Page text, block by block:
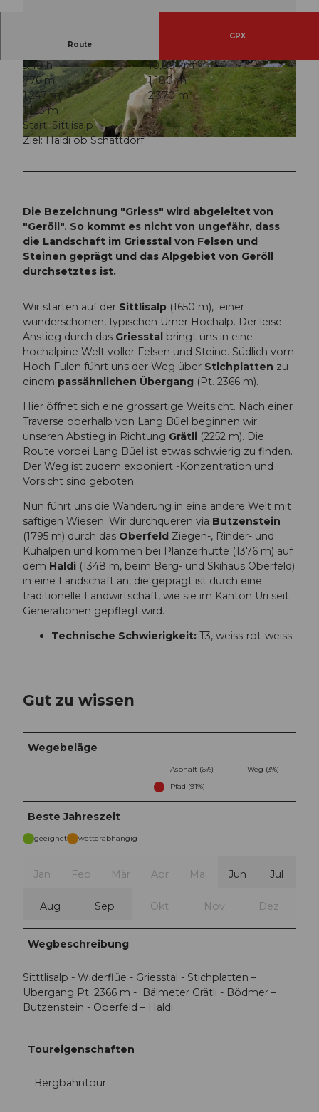
© Sanna Laurén, Verein Urner Wanderwege |
© Markus Fehlmann, Verein Urner Wanderwege
|CC-BY
© Markus Fehlmann, Verein Urner Wanderwege
|
CC-BY
Route
GPX
5:40 h
10,89 km
776 m
1.180 m
1.247 m
2.370 m
1.123 m
Start: Sittlisalp
Ziel: Haldi ob Schattdorf
Die Bezeichnung "Griess" wird abgeleitet von
"Geröll". So kommt es nicht von ungefähr, dass
die Landschaft im Griesstal von Felsen und
Steinen geprägt und das Alpgebiet von Geröll
durchsetztes ist.
Wir starten auf der Sittlisalp (1650 m), einer
wunderschönen, typischen Urner Hochalp. Der leise
Anstieg durch das Griesstal bringt uns in eine
hochalpine Welt voller Felsen und Steine. Südlich vom
Hoch Fulen führt uns der Weg über Stichplatten zu
einem passähnlichen Übergang (Pt. 2366 m).
Hier öffnet sich eine grossartige Weitsicht. Nach einer
Traverse oberhalb von Lang Büel beginnen wir
unseren Abstieg in Richtung Grätli (2252 m). Die
Route vorbei Lang Büel ist etwas schwierig zu finden.
Der Weg ist zudem exponiert -Konzentration und
Vorsicht sind geboten.
Nun führt uns die Wanderung in eine andere Welt mit
saftigen Wiesen. Wir durchqueren via Butzenstein
(1795 m) durch das Oberfeld Ziegen-, Rinder- und
Kuhalpen und kommen bei Planzerhütte (1376 m) auf
dem Haldi (1348 m, beim Berg- und Skihaus Oberfeld)
in eine Landschaft an, die geprägt ist durch eine
traditionelle Landwirtschaft, wie sie im Kanton Uri seit
Generationen gepflegt wird.
Technische Schwierigkeit: T3, weiss-rot-weiss
Gut zu wissen
Wegebeläge
Asphalt (6%)
Weg (3%)
Pfad (91%)
Beste Jahreszeit
geeignet wetterabhängig
Jan Feb Mär Apr Mai Jun Jul
Aug Sep Okt Nov Dez
Wegbeschreibung
Sitttlisalp - Widerflüe - Griesstal - Stichplatten –
Übergang Pt. 2366 m - Bälmeter Grätli - Bödmer –
Butzenstein - Oberfeld – Haldi
Toureigenschaften
Bergbahntour